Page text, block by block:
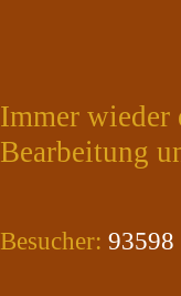
Immer wieder
Bearbeitung
Besucher: 93598